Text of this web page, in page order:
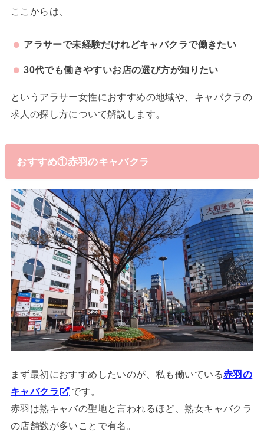
ここからは、
アラサーで未経験だけれどキャバクラで働きたい
30代でも働きやすいお店の選び方が知りたい
というアラサー女性におすすめの地域や、キャバクラの
求人の探し方について解説します。
おすすめ①赤羽のキャバクラ
まず最初におすすめしたいのが、私も働いている赤羽の
キャバクラ
です。
赤羽は熟キャバの聖地と言われるほど、熟女キャバクラ
の店舗数が多いことで有名。